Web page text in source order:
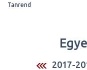
Tanrend
2017-